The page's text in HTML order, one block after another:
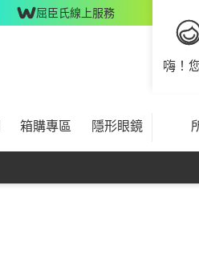
屈臣氏線上服務
嗨！
箱購專區 隱形眼鏡